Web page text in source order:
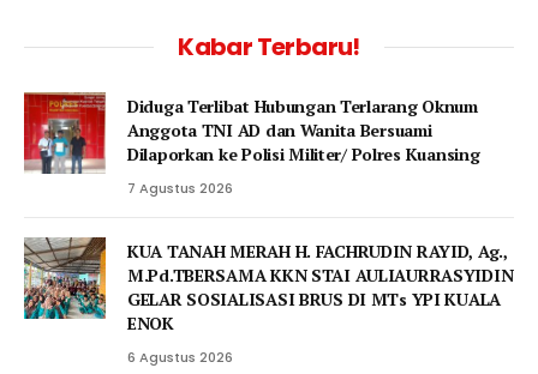
Kabar Terbaru!
Diduga Terlibat Hubungan Terlarang Oknum
Anggota TNI AD dan Wanita Bersuami
Dilaporkan ke Polisi Militer/ Polres Kuansing
7 Agustus 2026
KUA TANAH MERAH H. FACHRUDIN RAYID, Ag.,
M.Pd.TBERSAMA KKN STAI AULIAURRASYIDIN
GELAR SOSIALISASI BRUS DI MTs YPI KUALA
ENOK
6 Agustus 2026